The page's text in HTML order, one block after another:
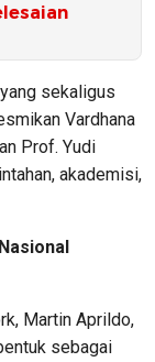
sekaligus
Vardhana
Prof. Yudi
akademisi,
Martin Aprildo,
sebagai